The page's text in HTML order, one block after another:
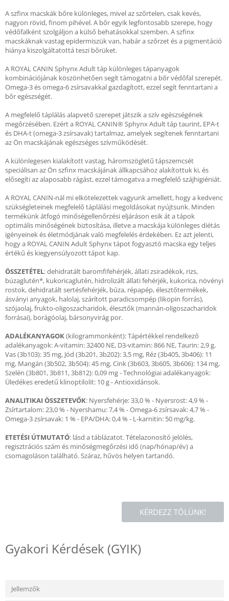
A szfinx macskák bőre különleges, mivel az szőrtelen, csak kevés,
nagyon rövid, finom pihével. A bőr egyik legfontosabb szerepe, hogy
védőfalként szolgáljon a külső behatásokkal szemben. A szfinx
macskáknak vastag epidermiszük van, habár a szőrzet és a pigmentáció
hiánya kiszolgáltatottá teszi bőrüket.
A ROYAL CANIN Sphynx Adult táp különleges tápanyagok
kombinációjának köszönhetően segít támogatni a bőr védőfal szerepét.
Omega-3 és omega-6 zsírsavakkal gazdagított, ezzel segít fenntartani a
bőr egészségét.
A megfelelő táplálás alapvető szerepet játszik a szív egészségének
megőrzésében. Ezért a ROYAL CANIN® Sphynx Adult táp taurint, EPA-t
és DHA-t (omega-3 zsírsavak) tartalmaz, amelyek segítenek fenntartani
az Ön macskájának egészséges szívműködését.
A különlegesen kialakított vastag, háromszögletű tápszemcsét
speciálisan az Ön szfinx macskájának állkapcsához alakítottuk ki, és
elősegíti az alaposabb rágást, ezzel támogatva a megfelelő szájhigiéniát.
A ROYAL CANIN-nál mi elkötelezettek vagyunk amellett, hogy a kedvenc
szükségleteinek megfelelő táplálási megoldásokat nyújtsunk. Minden
termékünk átfogó minőségellenőrzési eljáráson esik át a tápok
optimális minőségének biztosítása, illetve a macskája különleges diétás
igényeinek és életmódjának való megfelelés érdekében. Ez azt jelenti,
hogy a ROYAL CANIN Adult Sphynx tápot fogyasztó macska egy teljes
értékű és kiegyensúlyozott tápot kap.
ÖSSZETÉTEL: dehidratált baromfifehérjék, állati zsiradékok, rizs,
búzaglutén*, kukoricaglutén, hidrolizált állati fehérjék, kukorica, növényi
rostok, dehidratált sertésfehérjék, búza, répapép, élesztőtermékek,
ásványi anyagok, halolaj, szárított paradicsompép (likopin forrás),
szójaolaj, frukto-oligoszacharidok, élesztők (mannán-oligoszacharidok
forrásai), borágóolaj, bársonyvirág por.
ADALÉKANYAGOK(kilogrammonként): Tápértékkel rendelkező
adalékanyagok: A-vitamin: 32400 NE, D3-vitamin: 866 NE, Taurin: 2,9 g,
Vas (3b103): 35 mg, Jód (3b201, 3b202): 3,5 mg, Réz (3b405, 3b406): 11
mg, Mangán (3b502, 3b504): 45 mg, Cink (3b603, 3b605, 3b606): 134 mg,
Szelén (3b801, 3b811, 3b812): 0,09 mg - Technológiai adalékanyagok:
Üledékes eredetű klinoptilolit: 10 g - Antioxidánsok.
ANALITIKAI ÖSSZETEVŐK: Nyersfehérje: 33,0 % - Nyersrost: 4,9 % -
Zsírtartalom: 23,0 % - Nyershamu: 7,4 % - Omega-6 zsírsavak: 4,7 % -
Omega-3 zsírsavak: 1 % - EPA/DHA: 0,4 % - L-karnitin: 50 mg/kg.
ETETÉSI ÚTMUTATÓ: lásd a táblázatot. Tételazonosító jelölés,
regisztrációs szám és minőségmegőrzési idő (nap/hónap/év) a
csomagoláson található. Száraz, hűvös helyen tartandó.
KÉRDEZZ TŐLÜNK!
Gyakori Kérdések (GYIK)
Jellemzők